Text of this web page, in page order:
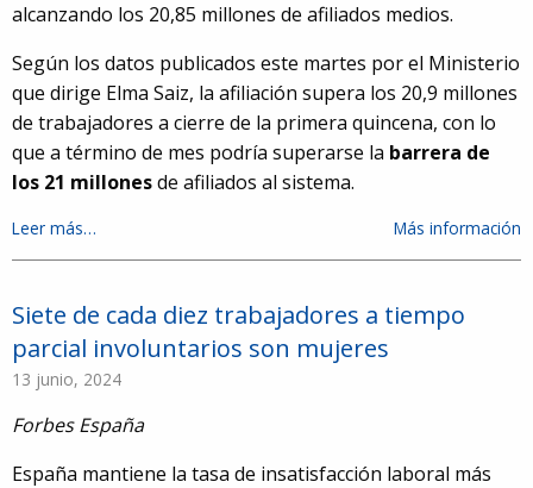
91
alcanzando los 20,85 millones de afiliados medios.
Según los datos publicados este martes por el Ministerio
que dirige Elma Saiz, la afiliación supera los 20,9 millones
de trabajadores a cierre de la primera quincena, con lo
que a término de mes podría superarse la barrera de
los 21 millonesde afiliados al sistema.
Leer más… Más información
Siete de cada diez trabajadores a tiempo
parcial involuntarios son mujeres
13 junio, 2024
Forbes España
España mantiene la tasa de insatisfacción laboral más